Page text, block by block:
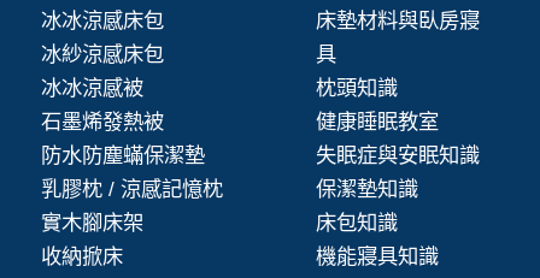
冰冰涼感床包
冰紗涼感床包
冰冰涼感被
石墨烯發熱被
防水防塵蟎保潔墊
乳膠枕 / 涼感記憶枕
實木腳床架
收納掀床
床墊材料與臥房寢
具
枕頭知識
健康睡眠教室
失眠症與安眠知識
保潔墊知識
床包知識
機能寢具知識